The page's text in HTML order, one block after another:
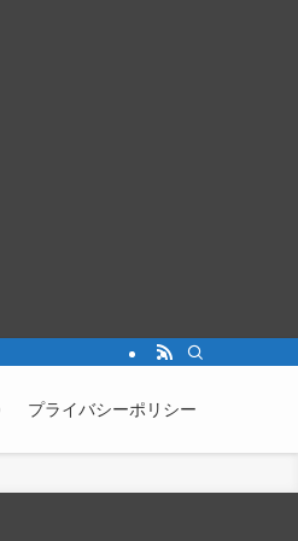
プライバシーポリシー